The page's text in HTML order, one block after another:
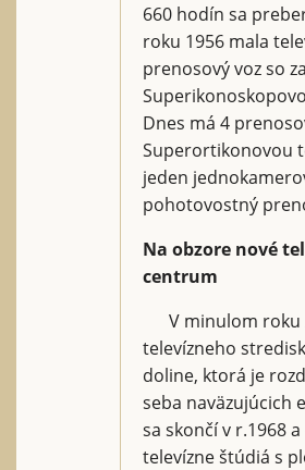
660 hodín sa
roku 1956 mala
prenosový voz so
Dnes má 4
Superortikonovou
jeden
pohotovostný
Na obzore nové
centrum
V minulom roku
televízneho
doline, ktorá je
seba naväzujúcich
sa skončí v r.1968
televízne štúdiá s